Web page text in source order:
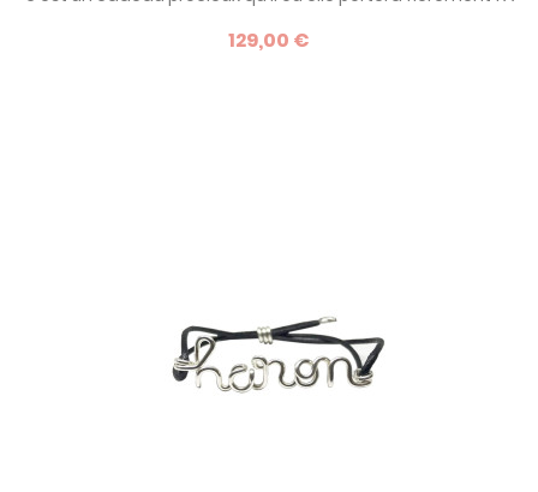
d'un anniversaire, cette gourmette d'un nouveau genre
129,00 €